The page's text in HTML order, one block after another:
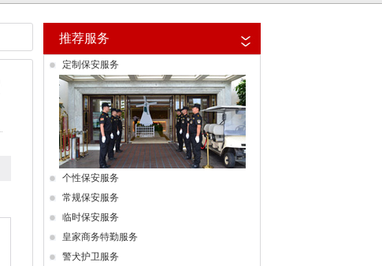
推荐服务
定制保安服务
个性保安服务
常规保安服务
临时保安服务
皇家商务特勤服务
警犬护卫服务